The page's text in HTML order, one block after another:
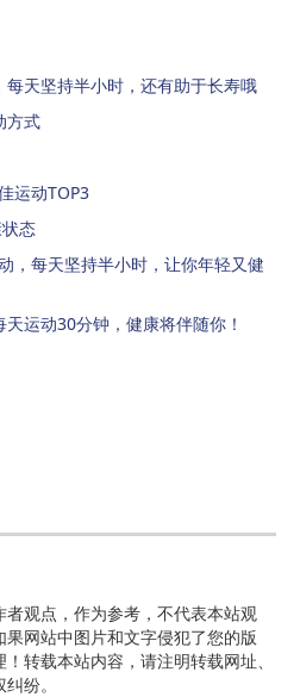
天坚持半小时，还有助于长寿哦
方式
运动TOP3
态
，每天坚持半小时，让你年轻又健
运动30分钟，健康将伴随你！
者观点，作为参考，不代表本站观
网站中图片和文字侵犯了您的版
转载本站内容，请注明转载网址、
纷。